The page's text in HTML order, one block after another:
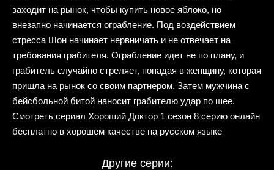
заходит на рынок, чтобы купить новое яблоко, но
внезапно начинается ограбление. Под воздействием
стресса Шон начинает нервничать и не отвечает на
требования грабителя. Ограбление идет не по плану, и
грабитель случайно стреляет, попадая в женщину, которая
пришла на рынок со своим партнером. Затем мужчина с
бейсбольной битой наносит грабителю удар по шее.
Смотреть сериал Хороший Доктор 1 сезон 8 серию онлайн
бесплатно в хорошем качестве на русском языке
Другие серии: